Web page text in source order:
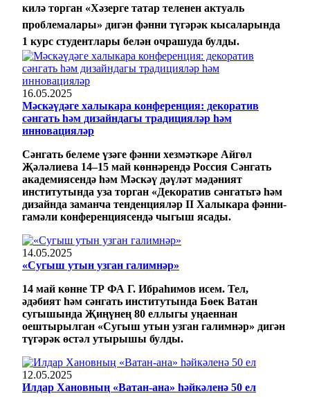
килә торган «Хәзерге татар теленен актуаль
проблемалары» дигән фәнни түгәрәк кысаларында
1 курс студентлары белән очрашуда булды.
16.05.2025
Мәскәүдәге халыкара конференция: декоратив
сәнгать һәм дизайндагы традицияләр һәм
инновацияләр
Сәнгать белеме үзәге фәнни хезмәткәре Айгөл
Җәләлиева 14–15 май көннәрендә Россия Сәнгать
академиясендә һәм Мәскәү дәүләт мәдәният
институтында уза торган «Декоратив сәнгатьтә һәм
дизайнда заманча тенденцияләр II Халыкара фәнни-
гамәли конференциясендә чыгыш ясады.
14.05.2025
«Сугыш утын узган галимнәр»
14 май көнне ТР ФА Г. Ибраһимов исем. Тел,
әдәбият һәм сәнгать институтында Бөек Ватан
сугышында Җиңүнең 80 еллыгы уңаеннан
оештырылган «Сугыш утын узган галимнәр» дигән
түгәрәк өстәл утырышы булды.
12.05.2025
Илдар Хановның «Ватан-ана» һәйкәленә 50 ел